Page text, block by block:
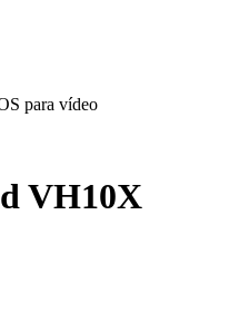
para vídeo
VH10X